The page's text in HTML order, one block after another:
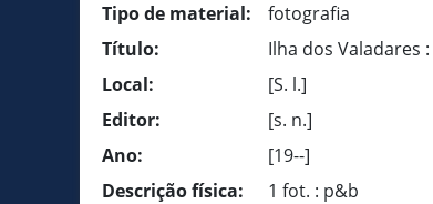
Tipo de material:
fotografia
Título:
Ilha dos Valadares
Local:
[S. l.]
Editor:
[s. n.]
Ano:
[19--]
Descrição física:
1 fot. : p&b